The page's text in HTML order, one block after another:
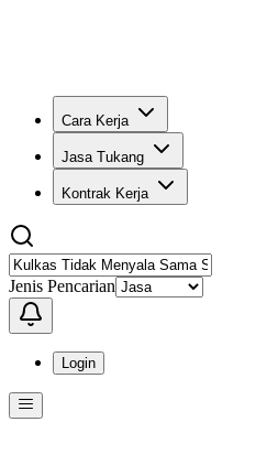
Cara Kerja
Jasa Tukang
Kontrak Kerja
Jenis Pencarian
Login